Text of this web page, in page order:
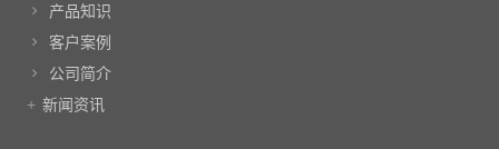
产品知识
客户案例
公司简介
新闻资讯